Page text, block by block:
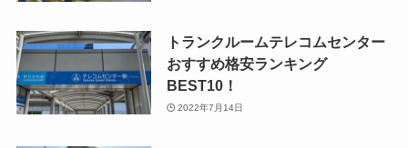
トランクルームテレコムセンター
おすすめ格安ランキング
BEST10！
2022年7月14日